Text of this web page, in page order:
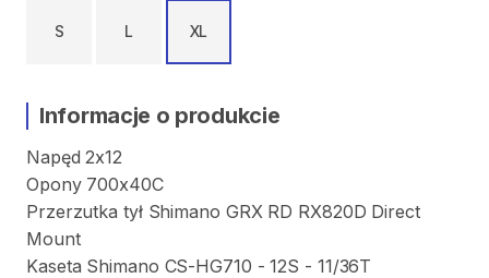
S L XL
Informacje o produkcie
Napęd 2x12
Opony 700x40C
Przerzutka tył Shimano GRX RD RX820D Direct
Mount
Kaseta Shimano CS-HG710 - 12S - 11​/​36T